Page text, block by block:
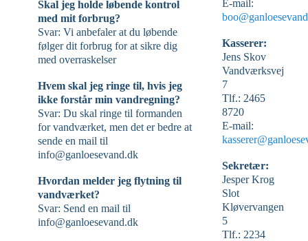
Skal jeg holde løbende kontrol
med mit forbrug?
Svar: Vi anbefaler at du løbende
følger dit forbrug for at sikre dig
med overraskelser
Hvem skal jeg ringe til, hvis jeg
ikke forstår min vandregning?
Svar: Du skal ringe til formanden
for vandværket, men det er bedre at
sende en mail til
info@ganloesevand.dk
Hvordan melder jeg flytning til
vandværket?
Svar: Send en mail til
info@ganloesevand.dk
E-mail:
Kasserer:
Jens Skov
Vandværksvej
7
Tlf.: 2465
8720
E-mail:
Sekretær:
Jesper Krog
Slot
Kløvervangen
5
Tlf.: 2234